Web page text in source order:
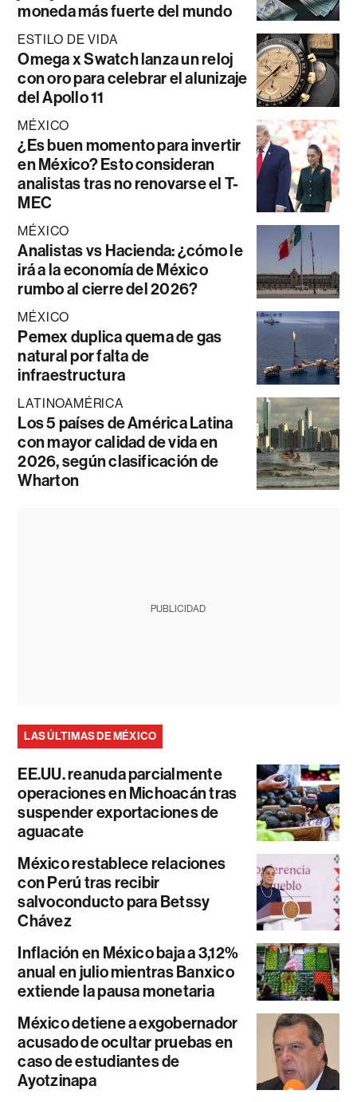
moneda más fuerte del mundo
ESTILO DE VIDA
Omega x Swatch lanza un reloj
con oro para celebrar el alunizaje
del Apollo 11
MÉXICO
¿Es buen momento para invertir
en México? Esto consideran
analistas tras no renovarse el T-
MEC
MÉXICO
Analistas vs Hacienda: ¿cómo le
irá a la economía de México
rumbo al cierre del 2026?
MÉXICO
Pemex duplica quema de gas
natural por falta de
infraestructura
LATINOAMÉRICA
Los 5 países de América Latina
con mayor calidad de vida en
2026, según clasificación de
Wharton
PUBLICIDAD
LAS ÚLTIMAS DE MÉXICO
EE.UU. reanuda parcialmente
operaciones en Michoacán tras
suspender exportaciones de
aguacate
México restablece relaciones
con Perú tras recibir
salvoconducto para Betssy
Chávez
Inflación en México baja a 3,12%
anual en julio mientras Banxico
extiende la pausa monetaria
México detiene a exgobernador
acusado de ocultar pruebas en
caso de estudiantes de
Ayotzinapa